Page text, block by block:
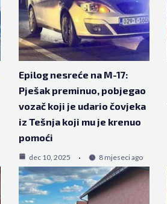
Epilog nesreće na M-17:
Pješak preminuo, pobjegao
vozač koji je udario čovjeka
iz Tešnja koji mu je krenuo
pomoći
dec 10, 2025 8 mjeseci ago